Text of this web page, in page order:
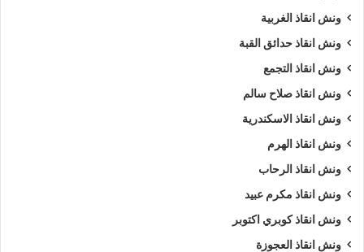
ونش انقاذ الغربية
ونش انقاذ حدائق القبة
ونش انقاذ التجمع
ونش انقاذ صلاح سالم
ونش انقاذ الاسكندرية
ونش انقاذ الهرم
ونش انقاذ الرحاب
ونش انقاذ مكرم عبيد
ونش انقاذ كوبري اكتوبر
ونش انقاذ العجوزة